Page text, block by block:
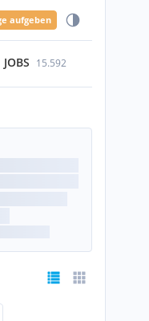
aufgeben
JOBS 15.592